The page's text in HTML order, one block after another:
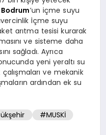
Bodrum’un içme suyu
İçme suyu
arıtma tesisi kurarak
ve sisteme daha
sağladı. Ayrıca
yeni yeraltı su
ve mekanik
ardından ek su
#MUSKİ